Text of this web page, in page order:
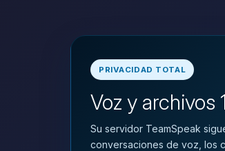
PRIVACIDAD TOTAL
Voz y archivos
Su servidor TeamSpeak
conversaciones de voz, los